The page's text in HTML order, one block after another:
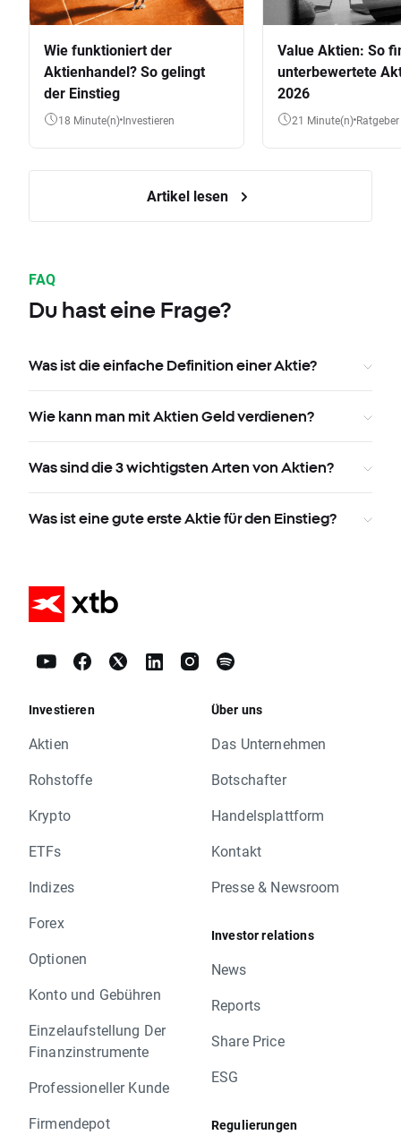
Wie funktioniert der
Aktienhandel? So gelingt
der Einstieg
18 Minute(n) Investieren
Value Aktien: So
unterbewertete
2026
21 Minute(n) Ratgeber
Artikel lesen
FAQ
Du hast eine Frage?
Was ist die einfache Definition einer Aktie?
Wie kann man mit Aktien Geld verdienen?
Was sind die 3 wichtigsten Arten von Aktien?
Was ist eine gute erste Aktie für den Einstieg?
Investieren
Aktien
Rohstoffe
Krypto
ETFs
Indizes
Forex
Optionen
Konto und Gebühren
Einzelaufstellung Der
Finanzinstrumente
Professioneller Kunde
Firmendepot
Über uns
Das Unternehmen
Botschafter
Handelsplattform
Kontakt
Presse & Newsroom
Investor relations
News
Reports
Share Price
ESG
Regulierungen